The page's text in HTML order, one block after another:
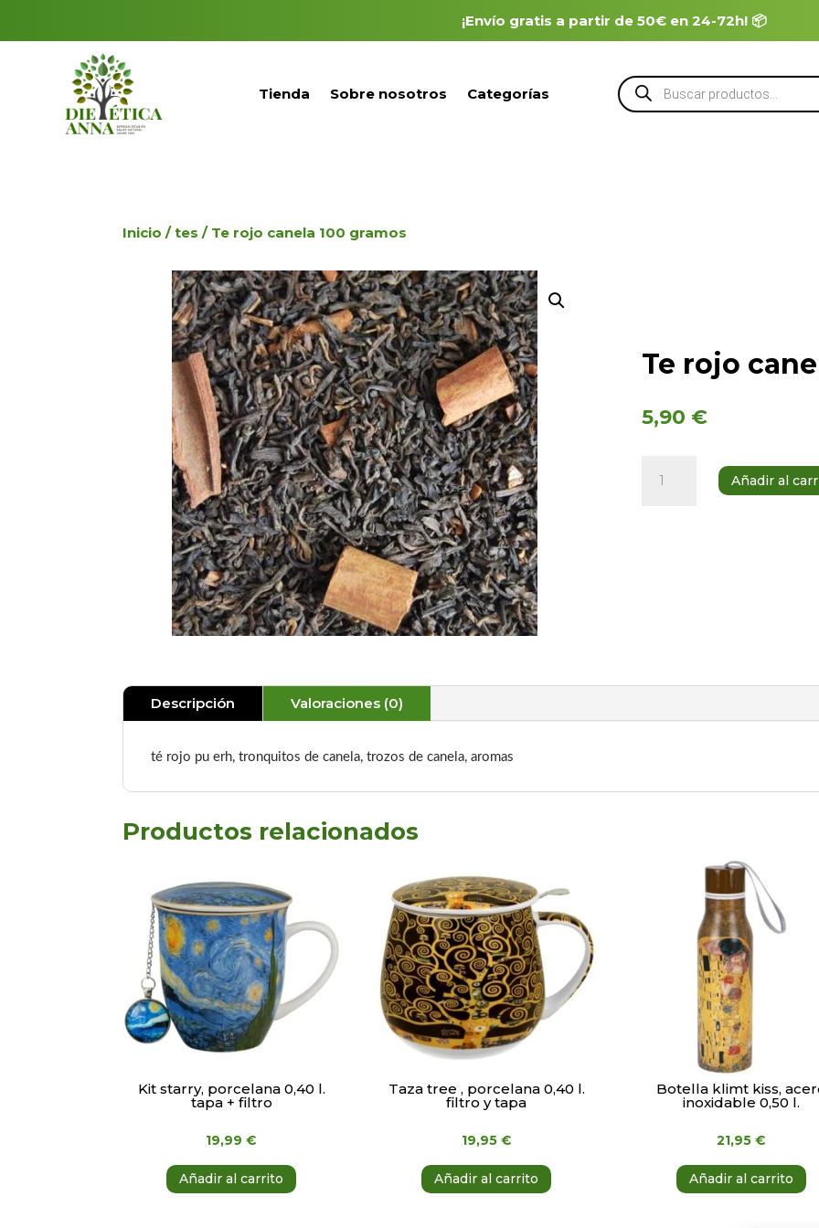
¡Envío gratis a partir de 50€ en 24-72h! 📦
Tienda Sobre nosotros Categorías
Búsqueda
de
productos
Inicio /tes / Te rojo canela 100 gramos
Te rojo
5,90 €
rojo
Añadir al
Descripción Valoraciones (0)
té rojo pu erh, tronquitos de canela, trozos de canela, aromas
Productos relacionados
Kit starry, porcelana 0,40 l.
tapa + filtro
19,99€
Añadir al carrito
Taza tree , porcelana 0,40 l.
filtro y tapa
19,95 €
Añadir al carrito
Botella klimt kiss,
inoxidable 0,50 l.
21,95€
Añadir al carrito